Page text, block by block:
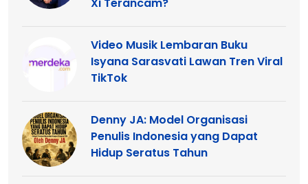
Video Musik Lembaran Buku
Isyana Sarasvati Lawan Tren Viral
TikTok
Denny JA: Model Organisasi
Penulis Indonesia yang Dapat
Hidup Seratus Tahun